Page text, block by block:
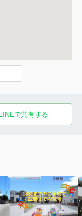
LINEで共有する